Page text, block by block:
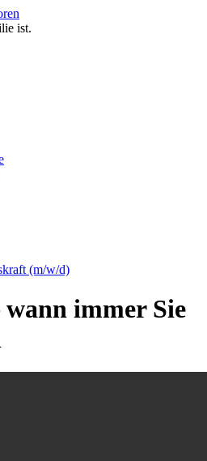
ist.
(m/w/d)
immer Sie